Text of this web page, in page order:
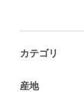
カテゴリ
産地